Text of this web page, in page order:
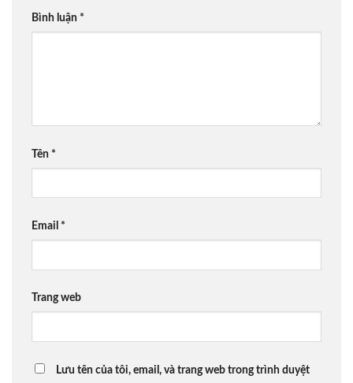
Bình luận *
Tên *
Email *
Trang web
Lưu tên của tôi, email, và trang web trong trình duyệt